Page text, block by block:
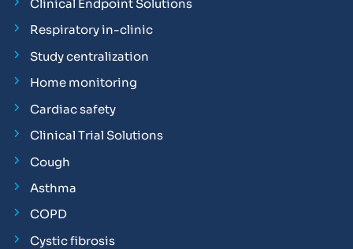
Clinical Endpoint Solutions
Respiratory in-clinic
Study centralization
Home monitoring
Cardiac safety
Clinical Trial Solutions
Cough
Asthma
COPD
Cystic fibrosis